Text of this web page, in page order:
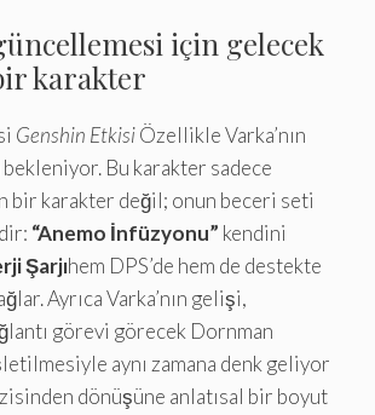
için gelecek
karakter
Genshin EtkisiÖzellikle Varka’nın
bekleniyor. Bu karakter sadece
bir karakter değil; onun beceri seti
“Anemo İnfüzyonu” kendini
Şarjıhem DPS’de hem de destekte
Ayrıca Varka’nın gelişi,
görevi görecek Dornman
aynı zamana denk geliyor
dönüşüne anlatısal bir boyut